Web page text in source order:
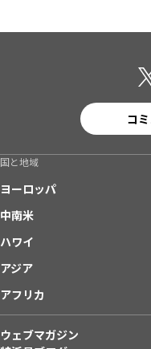
コ
国と地域
ヨーロッパ
中南米
ハワイ
アジア
アフリカ
ウェブマガジン